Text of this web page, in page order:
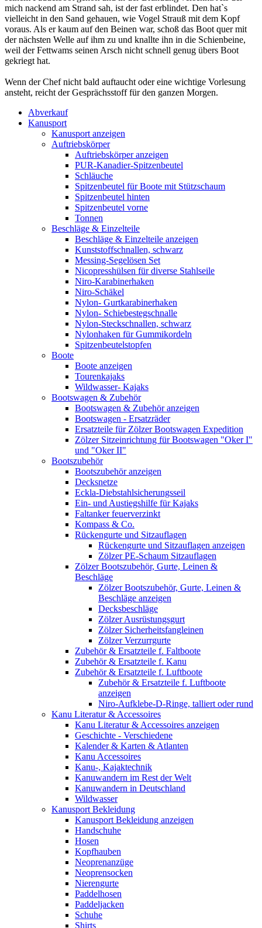
mich nackend am Strand sah, ist der fast erblindet. Den hat`s
vielleicht in den Sand gehauen, wie Vogel Strauß mit dem Kopf
voraus. Als er kaum auf den Beinen war, schoß das Boot quer mit
der nächsten Welle auf ihm zu und knallte ihn in die Schienbeine,
weil der Fettwams seinen Arsch nicht schnell genug übers Boot
gekriegt hat.
Wenn der Chef nicht bald auftaucht oder eine wichtige Vorlesung
ansteht, reicht der Gesprächsstoff für den ganzen Morgen.
Abverkauf
Kanusport
Kanusport anzeigen
Auftriebskörper
Auftriebskörper anzeigen
PUR-Kanadier-Spitzenbeutel
Schläuche
Spitzenbeutel für Boote mit Stützschaum
Spitzenbeutel hinten
Spitzenbeutel vorne
Tonnen
Beschläge & Einzelteile
Beschläge & Einzelteile anzeigen
Kunststoffschnallen, schwarz
Messing-Segelösen Set
Nicopresshülsen für diverse Stahlseile
Niro-Karabinerhaken
Niro-Schäkel
Nylon- Gurtkarabinerhaken
Nylon- Schiebestegschnalle
Nylon-Steckschnallen, schwarz
Nylonhaken für Gummikordeln
Spitzenbeutelstopfen
Boote
Boote anzeigen
Tourenkajaks
Wildwasser- Kajaks
Bootswagen & Zubehör
Bootswagen & Zubehör anzeigen
Bootswagen - Ersatzräder
Ersatzteile für Zölzer Bootswagen Expedition
Zölzer Sitzeinrichtung für Bootswagen "Oker I"
und "Oker II"
Bootszubehör
Bootszubehör anzeigen
Decksnetze
Eckla-Diebstahlsicherungsseil
Ein- und Austiegshilfe für Kajaks
Faltanker feuerverzinkt
Kompass & Co.
Rückengurte und Sitzauflagen
Rückengurte und Sitzauflagen anzeigen
Zölzer PE-Schaum Sitzauflagen
Zölzer Bootszubehör, Gurte, Leinen &
Beschläge
Zölzer Bootszubehör, Gurte, Leinen &
Beschläge anzeigen
Decksbeschläge
Zölzer Ausrüstungsgurt
Zölzer Sicherheitsfangleinen
Zölzer Verzurrgurte
Zubehör & Ersatzteile f. Faltboote
Zubehör & Ersatzteile f. Kanu
Zubehör & Ersatzteile f. Luftboote
Zubehör & Ersatzteile f. Luftboote
anzeigen
Niro-Aufklebe-D-Ringe, talliert oder rund
Kanu Literatur & Accessoires
Kanu Literatur & Accessoires anzeigen
Geschichte - Verschiedene
Kalender & Karten & Atlanten
Kanu Accessoires
Kanu-, Kajaktechnik
Kanuwandern im Rest der Welt
Kanuwandern in Deutschland
Wildwasser
Kanusport Bekleidung
Kanusport Bekleidung anzeigen
Handschuhe
Hosen
Kopfhauben
Neoprenanzüge
Neoprensocken
Nierengurte
Paddelhosen
Paddeljacken
Schuhe
Shirts